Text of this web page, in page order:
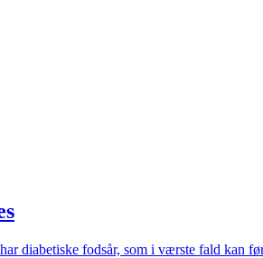
diabetiske fodsår, som i værste fald kan